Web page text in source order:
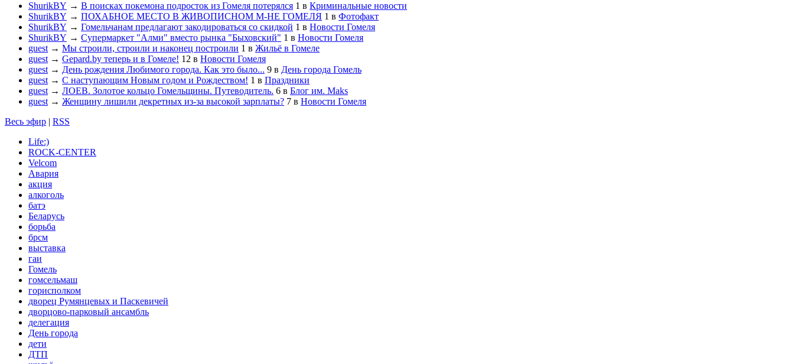
ShurikBY → В поисках покемона подросток из Гомеля потерялся 1 в Криминальные новости
ShurikBY → ПОХАБНОЕ МЕСТО В ЖИВОПИСНОМ М-НЕ ГОМЕЛЯ 1 в Фотофакт
ShurikBY → Гомельчанам предлагают закодироваться со скидкой 1 в Новости Гомеля
ShurikBY → Супермаркет "Алми" вместо рынка "Быховский" 1 в Новости Гомеля
guest → Мы строили, строили и наконец построили 1 в Жильё в Гомеле
guest → Gepard.by теперь и в Гомеле! 12 в Новости Гомеля
guest → День рождения Любимого города. Как это было... 9 в День города Гомель
guest → С наступающим Новым годом и Рождеством! 1 в Праздники
guest → ЛОЕВ. Золотое кольцо Гомельщины. Путеводитель. 6 в Блог им. Maks
guest → Женщину лишили декретных из-за высокой зарплаты? 7 в Новости Гомеля
Весь эфир | RSS
Life:)
ROCK-CENTER
Velcom
Авария
акция
алкоголь
батэ
Беларусь
борьба
брсм
выставка
гаи
Гомель
гомсельмаш
горисполком
дворец Румянцевых и Паскевичей
дворцово-парковый ансамбль
делегация
День города
дети
ДТП